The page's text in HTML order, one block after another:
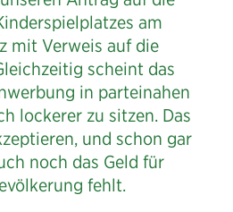
am
mit Verweis auf die
scheint das
in parteinahen
lockerer zu sitzen. Das
und schon gar
noch das Geld für
fehlt.